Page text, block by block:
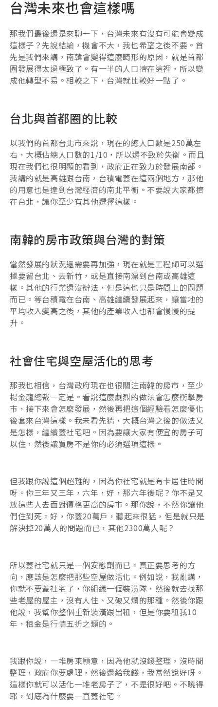
台灣未來也會這樣嗎
那我們最後還是來聊一下，台灣未來有沒有可能會變成
這樣子？先說結論，機會不大，我也希望之後不要。首
先是我們來講，南韓會變得這麼畸形的原因，就是首都
圈發展得太過極致了。有一半的人口擠在這裡，所以變
成他轉型不易。相較之下，台灣就比較好一點了。
台北與首都圈的比較
以我們的首都台北市來說，現在的總人口數是250萬左
右，大概佔總人口數的1/10，所以還不致於失衡。而且
現在我們也很明顯的看到，政府正在致力於發展南部。
我講的就是高雄跟台南，台積電蓋在這兩個地方，那他
的用意也是達到台灣經濟的南北平衡。不要說大家都擠
在台北，讓你至少有其他選擇這樣。
南韓的房市政策與台灣的對策
當然發展的狀況還需要再加強，現在就是工程師可以選
擇要留台北、去新竹，或是直接南漂到台南或高雄這
樣。其他的行業還沒辦法，但是這也只是時間上的問題
而已。等台積電在台南、高雄繼續發展起來，讓當地的
平均收入變高之後，其他的產業收入也都會慢慢的提
升。
社會住宅與空屋活化的思考
那我也相信，台灣政府現在也很關注南韓的房市，至少
楊金龍總裁一定是。看說這麼劇烈的做法會怎麼衝擊房
市，接下來會怎麼發展，然後再把這個經驗看怎麼優化
後套來台灣這樣。我未看先猜，大概台灣之後的做法又
是怎樣，繼續蓋社宅吧。因為要讓大家有便宜的房子可
以住，然後讓買房不是你的必須選項這樣。
但我跟你說這個超難的，因為你社宅就是有卡居住時間
呀。你三年又三年，六年，好，那六年後呢？你不是又
放這些人去面對價格更高的房市。那你說，不然你讓他
們住到死。好，你蓋20萬戶，聽起來很猛，但是就只是
解決掉20萬人的問題而已，其他2300萬人呢？
所以蓋社宅就只是一個安慰劑而已。真正要思考的方
向，應該是怎麼把那些空屋做活化。例如說，我亂講，
你就不要蓋社宅了，你組織一個裝潢隊，然後就去找那
些老屋的屋主，沒有人住、又破又爛的那種。然後你跟
他說，我幫你整個重新裝潢跟出租，但是你要租我10
年，租金是行情五折之類的。
我跟你說，一堆房東願意，因為他就沒錢整理，沒時間
整理，政府你要處理，然後還給我錢，我當然說好呀。
這樣你就可以活化一堆老房子了，不是很好吧。不曉得
耶，到底為什麼要一直蓋社宅。